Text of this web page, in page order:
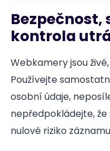
Bezpečnost,
kontrola
Webkamery jsou
Používejte
osobní údaje,
nepředpokládejte,
nulové riziko